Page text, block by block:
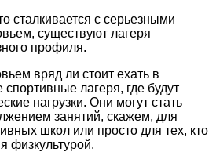
сталкивается с серьезными
существуют лагеря
профиля.
вряд ли стоит ехать в
лагеря, где будут
нагрузки. Они могут стать
занятий, скажем, для
школ или просто для тех, кто
физкультурой.